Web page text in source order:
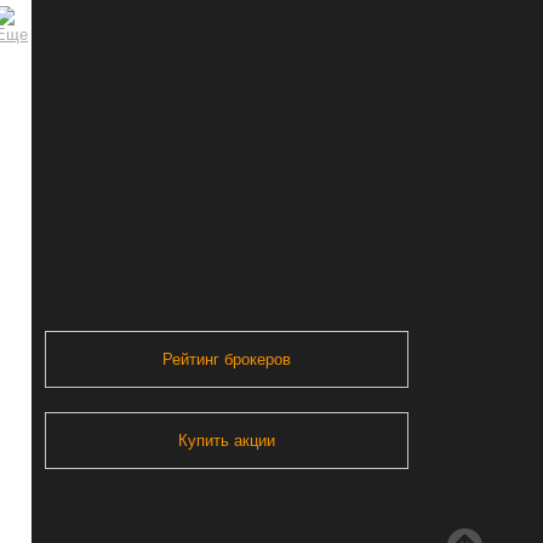
Рейтинг брокеров
Купить акции